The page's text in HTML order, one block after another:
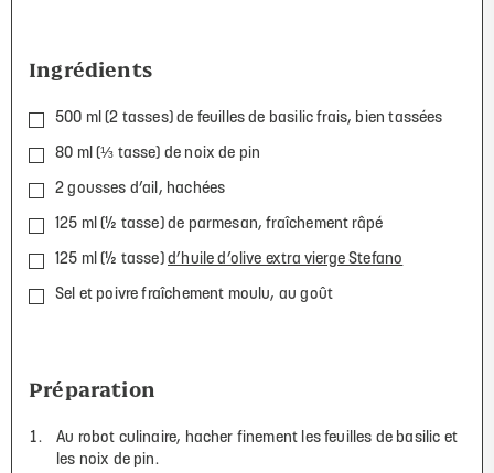
Ingrédients
500 ml (2 tasses) de feuilles de basilic frais, bien tassées
80 ml (⅓ tasse) de noix de pin
2 gousses d’ail, hachées
125 ml (½ tasse) de parmesan, fraîchement râpé
125 ml (½ tasse) d’huile d’olive extra vierge Stefano
Sel et poivre fraîchement moulu, au goût
Préparation
Au robot culinaire, hacher finement les feuilles de basilic et
les noix de pin.